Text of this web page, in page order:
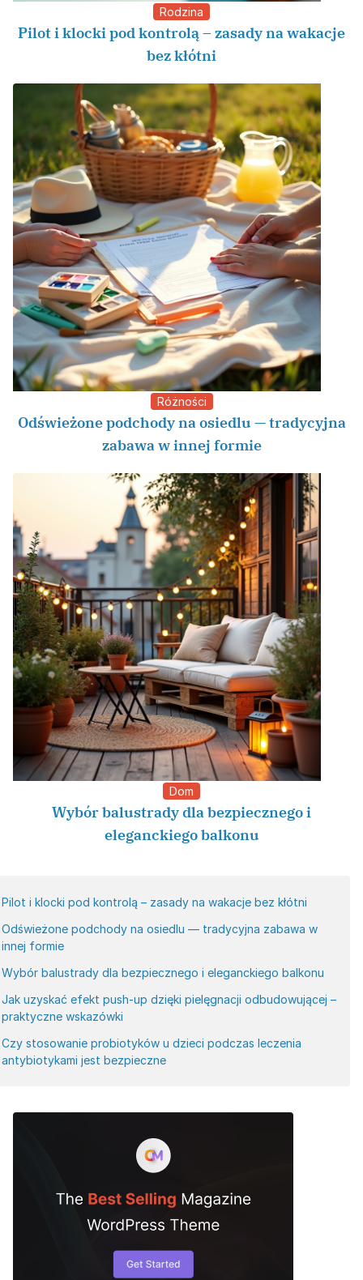
Rodzina
Pilot i klocki pod kontrolą – zasady na wakacje
bez kłótni
Różności
Odświeżone podchody na osiedlu — tradycyjna
zabawa w innej formie
Dom
Wybór balustrady dla bezpiecznego i
eleganckiego balkonu
Pilot i klocki pod kontrolą – zasady na wakacje bez kłótni
Odświeżone podchody na osiedlu — tradycyjna zabawa w
innej formie
Wybór balustrady dla bezpiecznego i eleganckiego balkonu
Jak uzyskać efekt push-up dzięki pielęgnacji odbudowującej –
praktyczne wskazówki
Czy stosowanie probiotyków u dzieci podczas leczenia
antybiotykami jest bezpieczne